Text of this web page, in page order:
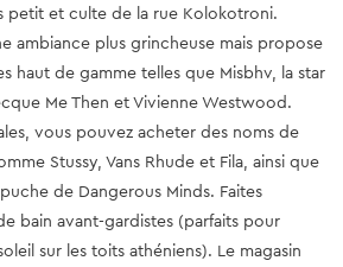
petit et culte de la rue Kolokotroni.
ambiance plus grincheuse mais propose
haut de gamme telles que Misbhv, la star
Me Then et Vivienne Westwood.
vous pouvez acheter des noms de
Stussy, Vans Rhude et Fila, ainsi que
de Dangerous Minds. Faites
bain avant-gardistes (parfaits pour
sur les toits athéniens). Le magasin